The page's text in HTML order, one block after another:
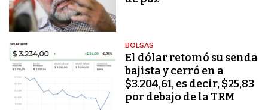
BOLSAS
El dólar retomó su senda
bajista y cerró en a
$3.204,61, es decir, $25,83
por debajo de la TRM